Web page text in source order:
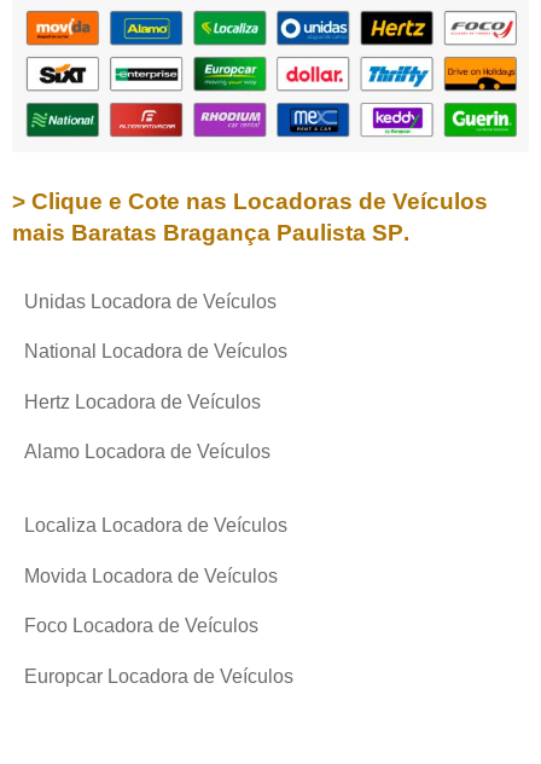
> Clique e Cote nas Locadoras de Veículos
mais Baratas Bragança Paulista SP.
Unidas Locadora de Veículos
National Locadora de Veículos
Hertz Locadora de Veículos
Alamo Locadora de Veículos
Localiza Locadora de Veículos
Movida Locadora de Veículos
Foco Locadora de Veículos
Europcar Locadora de Veículos